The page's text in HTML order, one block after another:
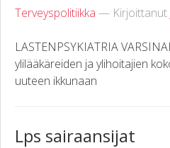
Terveyspolitiikka — Kirjoittanut
LASTENPSYKIATRIA
ylilääkäreiden ja ylihoitajien
uuteen ikkunaan
Lps sairaansijat